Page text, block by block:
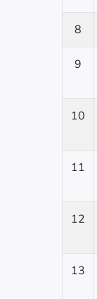
8
9
10
11
12
13